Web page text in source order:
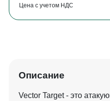
Цена с учетом НДС
Описание
Vector Target - это